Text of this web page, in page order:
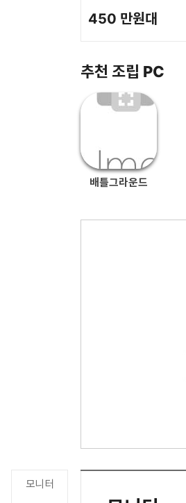
450 만원대
추천 조립 PC
배틀그라운드
모니터